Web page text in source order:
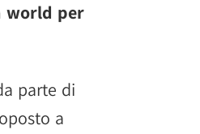
world per
parte di
a